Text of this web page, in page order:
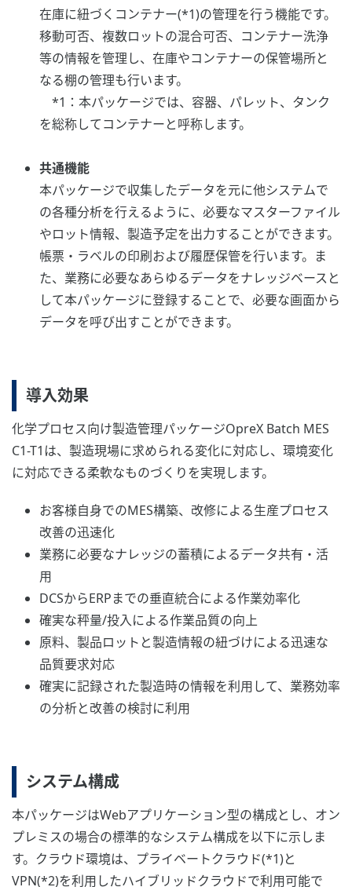
在庫に紐づくコンテナー(*1)の管理を行う機能です。
移動可否、複数ロットの混合可否、コンテナー洗浄
等の情報を管理し、在庫やコンテナーの保管場所と
なる棚の管理も行います。
*1：本パッケージでは、容器、パレット、タンク
を総称してコンテナーと呼称します。
共通機能
本パッケージで収集したデータを元に他システムで
の各種分析を行えるように、必要なマスターファイル
やロット情報、製造予定を出力することができます。
帳票・ラベルの印刷および履歴保管を行います。ま
た、業務に必要なあらゆるデータをナレッジベースと
して本パッケージに登録することで、必要な画面から
データを呼び出すことができます。
導入効果
化学プロセス向け製造管理パッケージOpreX Batch MES
C1-T1は、製造現場に求められる変化に対応し、環境変化
に対応できる柔軟なものづくりを実現します。
お客様自身でのMES構築、改修による生産プロセス
改善の迅速化
業務に必要なナレッジの蓄積によるデータ共有・活
用
DCSからERPまでの垂直統合による作業効率化
確実な秤量/投入による作業品質の向上
原料、製品ロットと製造情報の紐づけによる迅速な
品質要求対応
確実に記録された製造時の情報を利用して、業務効率
の分析と改善の検討に利用
システム構成
本パッケージはWebアプリケーション型の構成とし、オン
プレミスの場合の標準的なシステム構成を以下に示しま
す。クラウド環境は、プライベートクラウド(*1)と
VPN(*2)を利用したハイブリッドクラウドで利用可能で